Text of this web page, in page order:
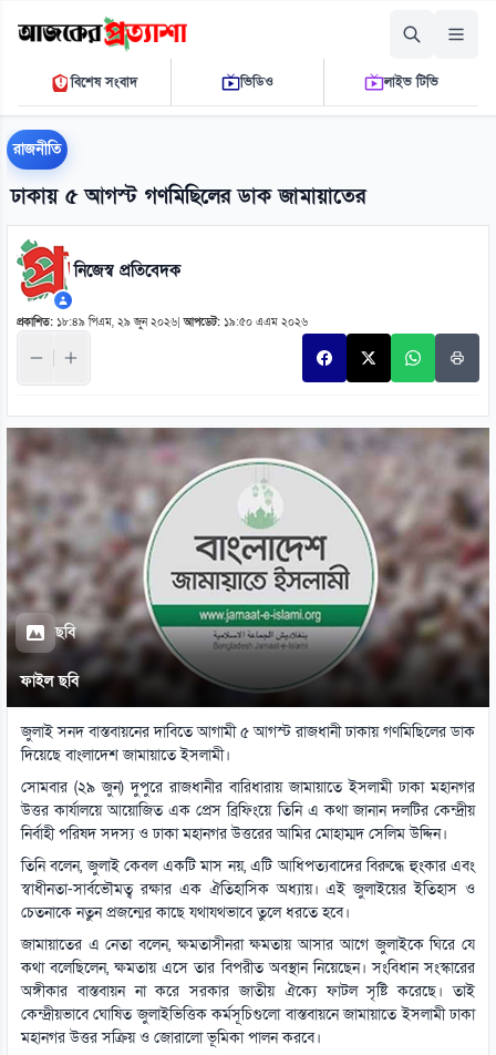
শুক্রবার, ০৭ আগস্ট ২০২৬
০৫ ০৮ ৩৭ পি.এম.THE DAILY AJKER PROTTASHA
বিশেষ সংবাদ ভিডিও লাইভ টিভি
রাজনীতি
ঢাকায় ৫ আগস্ট গণমিছিলের ডাক জামায়াতের
নিজেস্ব প্রতিবেদক
প্রকাশিত: ১৮:৪৯ পিএম, ২৯ জুন ২০২৬ |আপডেট: ১৯:৫০ এএম ২০২৬
ছবি
ফাইল ছবি
জুলাই সনদ বাস্তবায়নের দাবিতে আগামী ৫ আগস্ট রাজধানী ঢাকায় গণমিছিলের ডাক
দিয়েছে বাংলাদেশ জামায়াতে ইসলামী।
সোমবার (২৯ জুন) দুপুরে রাজধানীর বারিধারায় জামায়াতে ইসলামী ঢাকা মহানগর
উত্তর কার্যালয়ে আয়োজিত এক প্রেস ব্রিফিংয়ে তিনি এ কথা জানান দলটির কেন্দ্রীয়
নির্বাহী পরিষদ সদস্য ও ঢাকা মহানগর উত্তরের আমির মোহাম্মদ সেলিম উদ্দিন।
তিনি বলেন, জুলাই কেবল একটি মাস নয়, এটি আধিপত্যবাদের বিরুদ্ধে হুংকার এবং
স্বাধীনতা-সার্বভৌমত্ব রক্ষার এক ঐতিহাসিক অধ্যায়। এই জুলাইয়ের ইতিহাস ও
চেতনাকে নতুন প্রজন্মের কাছে যথাযথভাবে তুলে ধরতে হবে।
জামায়াতের এ নেতা বলেন, ক্ষমতাসীনরা ক্ষমতায় আসার আগে জুলাইকে ঘিরে যে
কথা বলেছিলেন, ক্ষমতায় এসে তার বিপরীত অবস্থান নিয়েছেন। সংবিধান সংস্কারের
অঙ্গীকার বাস্তবায়ন না করে সরকার জাতীয় ঐক্যে ফাটল সৃষ্টি করেছে। তাই
কেন্দ্রীয়ভাবে ঘোষিত জুলাইভিত্তিক কর্মসূচিগুলো বাস্তবায়নে জামায়াতে ইসলামী ঢাকা
মহানগর উত্তর সক্রিয় ও জোরালো ভূমিকা পালন করবে।